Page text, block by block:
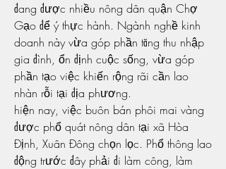
đang được nhiều nông dân quận Chợ
Gạo để ý thực hành. Ngành nghề kinh
doanh này vừa góp phần tăng thu nhập
gia đình, ổn định cuộc sống, vừa góp
phần tạo việc khiến rộng rãi cần lao
nhàn rỗi tại địa phương.
hiện nay, việc buôn bán phôi mai vàng
được phổ quát nông dân tại xã Hòa
Định, Xuân Đông chọn lọc. Phổ thông lao
động trước đây phải đi làm công, làm